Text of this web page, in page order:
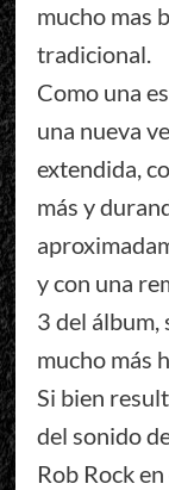
mucho mas
tradicional.
Como una
una nueva
extendida,
más y
y con una
3 del álbum,
mucho más
Si bien
del sonido
Rob Rock